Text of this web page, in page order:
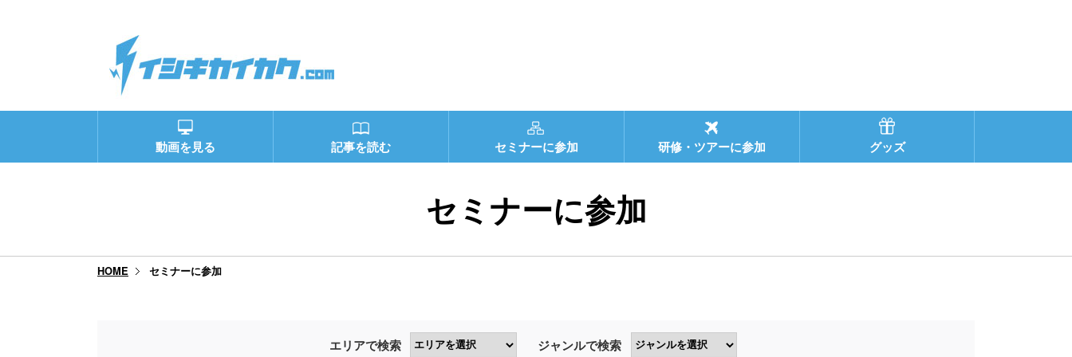
動画を見る 記事を読む セミナーに参加 研修・ツアーに参加 グッズ
セミナーに参加
HOME セミナーに参加
エリアで検索 ジャンルで検索